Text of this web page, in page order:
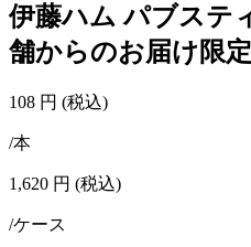
伊藤ハム パブステ
舗からのお届け限定
108 円 (税込)
/本
1,620 円 (税込)
/ケース